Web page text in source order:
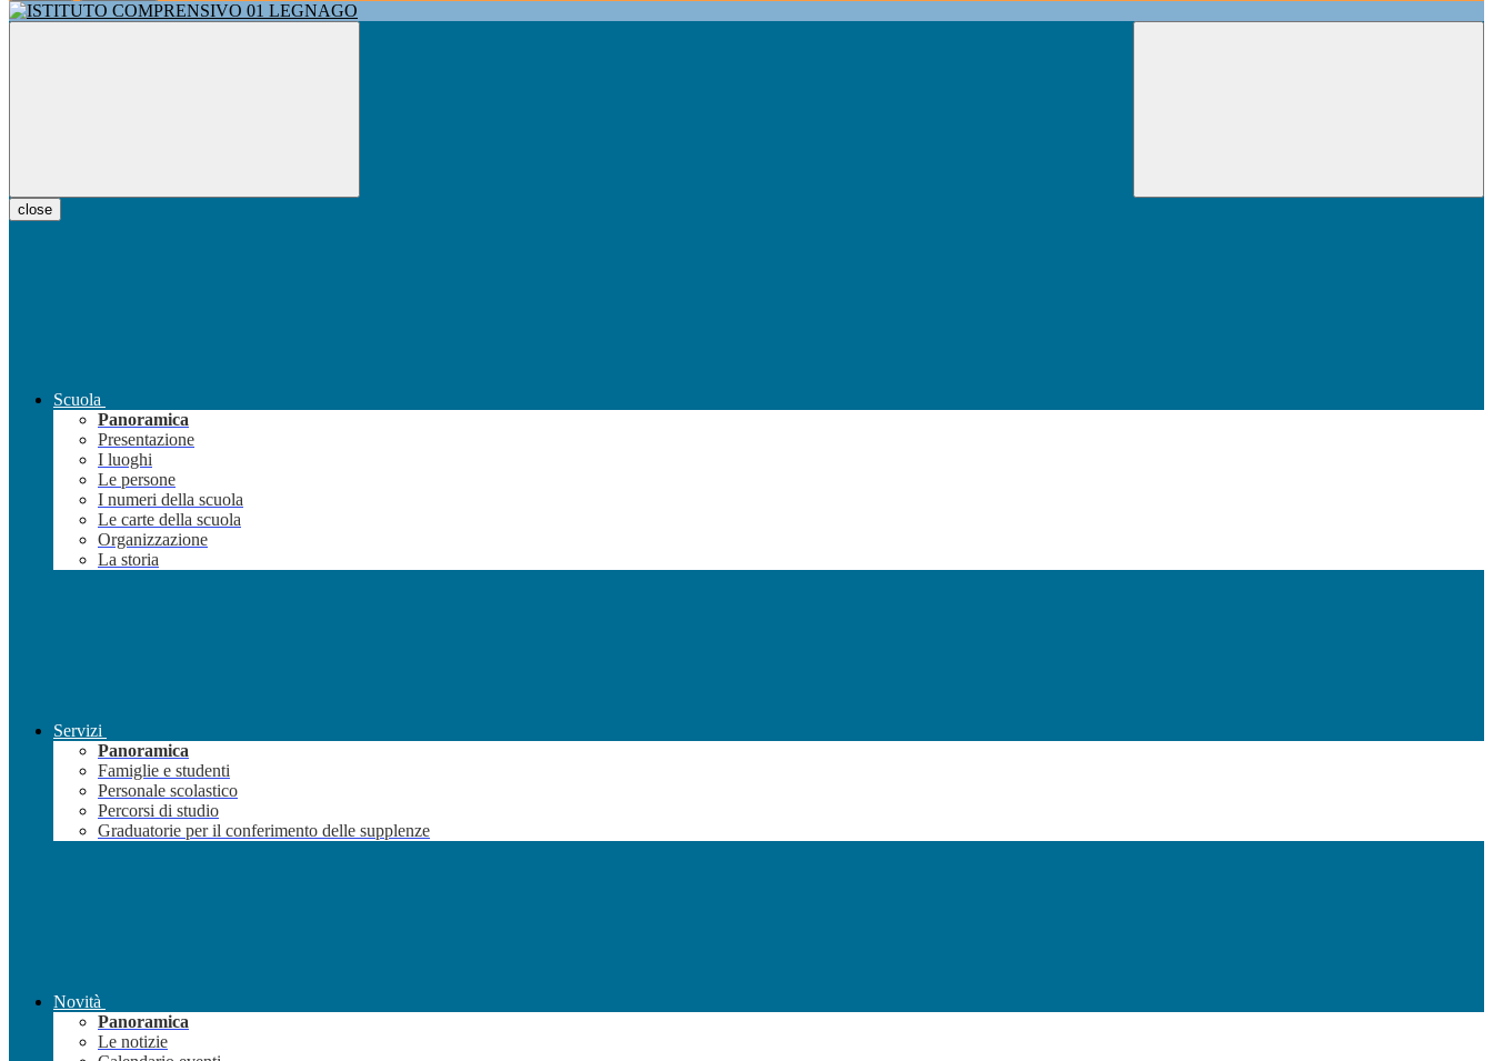
close
Scuola
Panoramica
Presentazione
I luoghi
Le persone
I numeri della scuola
Le carte della scuola
Organizzazione
La storia
Servizi
Panoramica
Famiglie e studenti
Personale scolastico
Percorsi di studio
Graduatorie per il conferimento delle supplenze
Novità
Panoramica
Le notizie